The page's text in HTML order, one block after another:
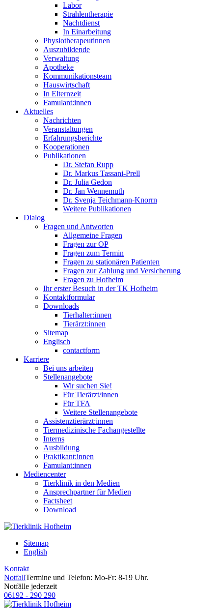
Labor
Strahlentherapie
Nachtdienst
In Einarbeitung
Physiotherapeutinnen
Auszubildende
Verwaltung
Apotheke
Kommunikationsteam
Hauswirtschaft
In Elternzeit
Famulant:innen
Aktuelles
Nachrichten
Veranstaltungen
Erfahrungsberichte
Kooperationen
Publikationen
Dr. Stefan Rupp
Dr. Markus Tassani-Prell
Dr. Julia Gedon
Dr. Jan Wennemuth
Dr. Svenja Teichmann-Knorrn
Weitere Publikationen
Dialog
Fragen und Antworten
Allgemeine Fragen
Fragen zur OP
Fragen zum Termin
Fragen zu stationären Patienten
Fragen zur Zahlung und Versicherung
Fragen zu Hofheim
Ihr erster Besuch in der TK Hofheim
Kontaktformular
Downloads
Tierhalter:innen
Tierärzt:innen
Sitemap
Englisch
contactform
Karriere
Bei uns arbeiten
Stellenangebote
Wir suchen Sie!
Für Tierärzt/innen
Für TFA
Weitere Stellenangebote
Assistenztierärzt:innen
Tiermedizinische Fachangestellte
Interns
Ausbildung
Praktikant:innen
Famulant:innen
Mediencenter
Tierklinik in den Medien
Ansprechpartner für Medien
Factsheet
Download
Sitemap
English
Kontakt
NotfallTermine und Telefon: Mo-Fr: 8-19 Uhr.
Notfälle jederzeit
06192 - 290 290